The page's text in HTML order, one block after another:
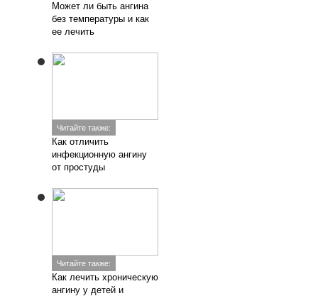
Может ли быть ангина
без температуры и как
ее лечить
Читайте также:
Как отличить
инфекционную ангину
от простуды
Читайте также:
Как лечить хроническую
ангину у детей и